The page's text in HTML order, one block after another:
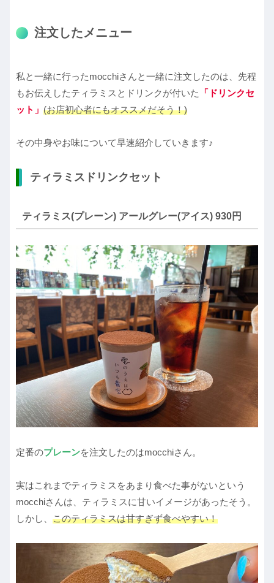
注文したメニュー
私と一緒に行ったmocchiさんと一緒に注文したのは、先程
もお伝えしたティラミスとドリンクが付いた
「ドリンクセ
ット」 (お店初心者にもオススメだそう！)
その中身やお味について早速紹介していきます♪
ティラミスドリンクセット
ティラミス(プレーン) アールグレー(アイス) 930円
定番のプレーンを注文したのはmocchiさん。
実はこれまでティラミスをあまり食べた事がないという
mocchiさんは、ティラミスに甘いイメージがあったそう。
しかし、 このティラミスは甘すぎず食べやすい！